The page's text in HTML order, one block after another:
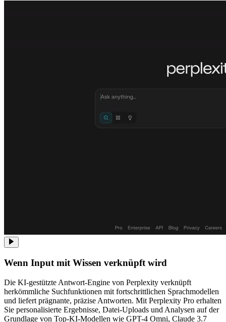
Wenn Input mit Wissen verknüpft wird
Die KI-gestützte Antwort-Engine von Perplexity verknüpft
herkömmliche Suchfunktionen mit fortschrittlichen Sprachmodellen
und liefert prägnante, präzise Antworten. Mit Perplexity Pro erhalten
Sie personalisierte Ergebnisse, Datei-Uploads und Analysen auf der
Grundlage von Top-KI-Modellen wie GPT-4 Omni, Claude 3.7